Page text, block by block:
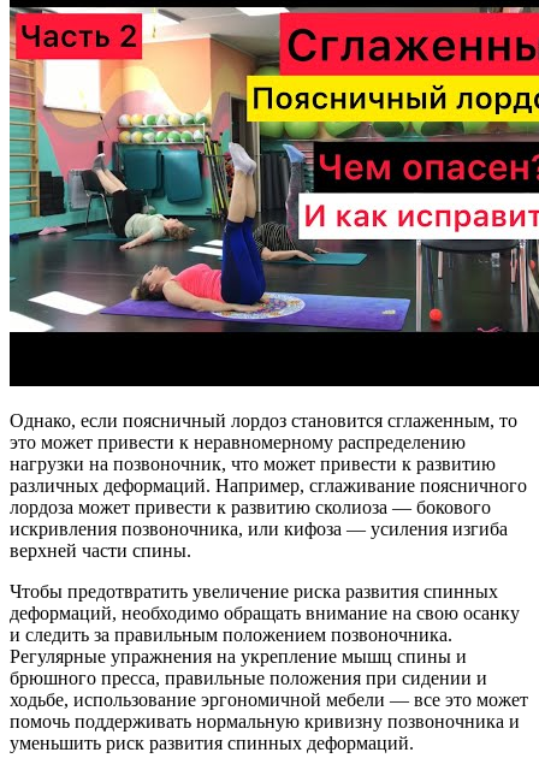
Однако, если поясничный лордоз становится сглаженным, то
это может привести к неравномерному распределению
нагрузки на позвоночник, что может привести к развитию
различных деформаций. Например, сглаживание поясничного
лордоза может привести к развитию сколиоза — бокового
искривления позвоночника, или кифоза — усиления изгиба
верхней части спины.
Чтобы предотвратить увеличение риска развития спинных
деформаций, необходимо обращать внимание на свою осанку
и следить за правильным положением позвоночника.
Регулярные упражнения на укрепление мышц спины и
брюшного пресса, правильные положения при сидении и
ходьбе, использование эргономичной мебели — все это может
помочь поддерживать нормальную кривизну позвоночника и
уменьшить риск развития спинных деформаций.